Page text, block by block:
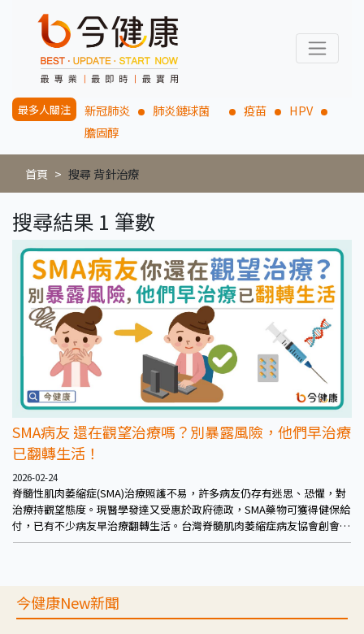
最多人關注 新冠肺炎 肺炎鏈球菌 疫苗
HPV
膽固醇
首頁 搜尋 背針治療
搜尋結果 1 筆數
SMA病友 還在觀望治療嗎？別暴露風險，他們早治療
已翻轉生活！
2026-02-24
脊髓性肌肉萎縮症(SMA)治療照護不易，許多病友仍存有迷思、恐懼，對
治療持觀望態度。現醫學發達又受惠於政府德政，SMA藥物可獲得健保給
付，已有不少病友早治療翻轉生活。台灣脊髓肌肉萎縮症病友協會創會理
事長 鐘育志醫師、中國醫藥大學兒童醫院副院長 周宜卿醫師，兩位專家
今健康New新聞